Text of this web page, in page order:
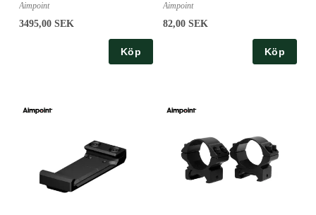
Aimpoint
3495,00 SEK
Köp
Aimpoint
82,00 SEK
Köp